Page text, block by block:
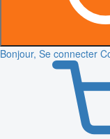
Bonjour, Se connecter